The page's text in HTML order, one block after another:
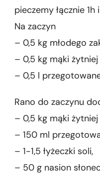
pieczemy łącznie 1h
Na zaczyn
– 0,5 kg młodego
– 0,5 kg mąki
– 0,5 l
Rano do zaczynu
– 0,5 kg mąki
– 150 ml
– 1-1,5 łyżeczki soli,
– 50 g nasion